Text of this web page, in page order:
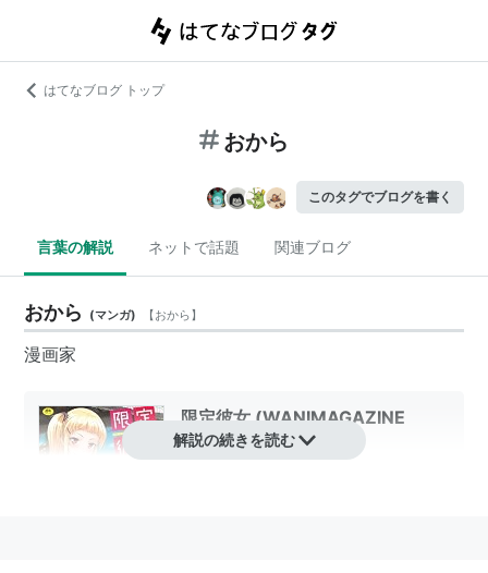
はてなブログ トップ
おから
このタグでブログを書く
言葉の解説 ネットで話題 関連ブログ
おから (マンガ) 【おから】
漫画家
限定彼女 (WANIMAGAZINE
COMICS SPECIAL)
解説の続きを読む